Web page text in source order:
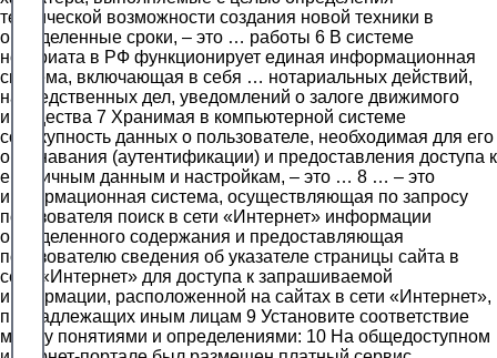
технической возможности создания новой техники в
определенные сроки, – это … работы 6 В системе
нотариата в РФ функционирует единая информационная
система, включающая в себя … нотариальных действий,
наследственных дел, уведомлений о залоге движимого
имущества 7 Хранимая в компьютерной системе
совокупность данных о пользователе, необходимая для его
опознавания (аутентификации) и предоставления доступа к
его личным данным и настройкам, – это … 8 … – это
информационная система, осуществляющая по запросу
пользователя поиск в сети «Интернет» информации
определенного содержания и предоставляющая
пользователю сведения об указателе страницы сайта в
сети «Интернет» для доступа к запрашиваемой
информации, расположенной на сайтах в сети «Интернет»,
принадлежащих иным лицам 9 Установите соответствие
между понятиями и определениями: 10 На общедоступном